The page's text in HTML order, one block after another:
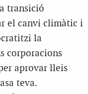
transició
el canvi climàtic i
la
corporacions
aprovar lleis
teva.